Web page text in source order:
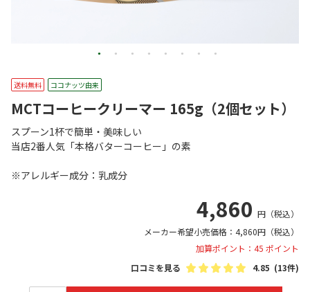
送料無料 ココナッツ由来
MCTコーヒークリーマー 165g（2個セット）
スプーン1杯で簡単・美味しい
当店2番人気「本格バターコーヒー」の素
※アレルギー成分：乳成分
4,860 円 （税込）
メーカー希望小売価格： 4,860円 （税込）
加算ポイント：45 ポイント
口コミを見る
4.85 (13件)